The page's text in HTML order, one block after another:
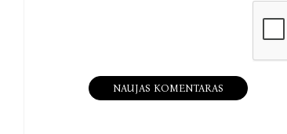
NAUJAS KOMENTARAS